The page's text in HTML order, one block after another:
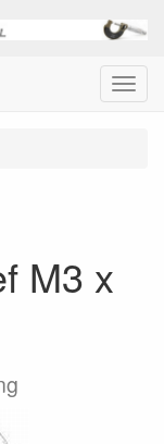
Menu
M3 x